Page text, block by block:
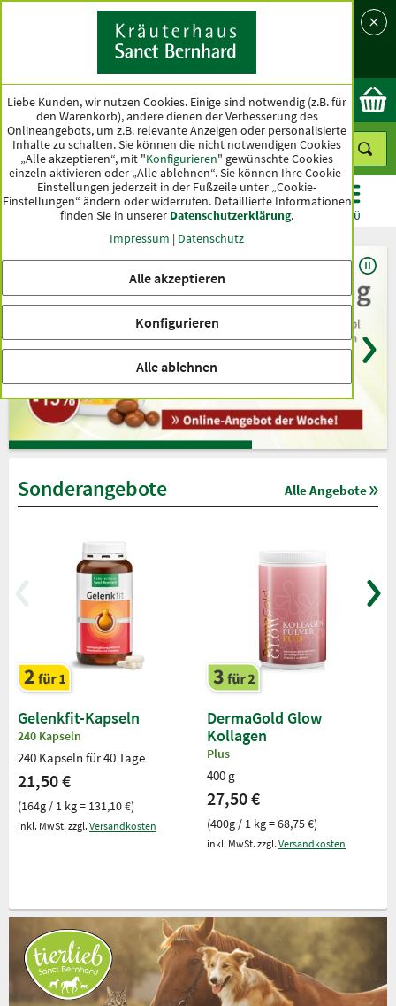
Land
Ok
KATEGORIEN ANGEBOTE TOPSELLER MENÜ
Sonderangebote Alle Angebote
Gelenkfit-Kapseln
240 Kapseln
240 Kapseln für 40 Tage
21,50 €
(164g / 1 kg = 131,10 €)
inkl. MwSt. zzgl. Versandkosten
DermaGold Glow
Kollagen
Plus
400 g
27,50 €
(400g / 1 kg = 68,75 €)
inkl. MwSt. zzgl. Versandkosten
Liebe Kunden, wir nutzen Cookies. Einige sind notwendig (z.B. für
den Warenkorb), andere dienen der Verbesserung des
Onlineangebots, um z.B. relevante Anzeigen oder personalisierte
Inhalte zu schalten. Sie können die nicht notwendigen Cookies
„Alle akzeptieren“, mit "Konfigurieren" gewünschte Cookies
einzeln aktivieren oder „Alle ablehnen“. Sie können Ihre Cookie-
Einstellungen jederzeit in der Fußzeile unter „Cookie-
Einstellungen“ ändern oder widerrufen. Detaillierte Informationen
finden Sie in unserer Datenschutzerklärung.
Impressum | Datenschutz
Alle akzeptieren
Konfigurieren
Alle ablehnen